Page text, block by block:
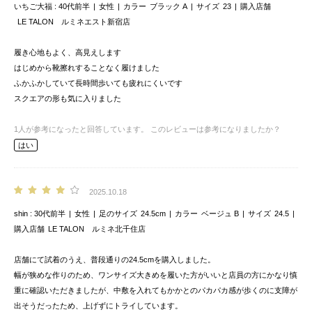
いちご大福 40代前半 女性 カラー ブラック A サイズ 23
購入店舗
LE TALON ルミネエスト新宿店
履き心地もよく、高見えします
はじめから靴擦れすることなく履けました
ふかふかしていて長時間歩いても疲れにくいです
スクエアの形も気に入りました
1 人が参考になったと回答しています。
このレビューは参考になりましたか？
はい
2025.10.18
shin 30代前半 女性 足のサイズ 24.5cm カラー ベージュ B サイズ 24.5
購入店舗 LE TALON ルミネ北千住店
店舗にて試着のうえ、普段通りの24.5cmを購入しました。
幅が狭めな作りのため、ワンサイズ大きめを履いた方がいいと店員の方にかなり慎
重に確認いただきましたが、中敷を入れてもかかとのパカパカ感が歩くのに支障が
出そうだったため、上げずにトライしています。